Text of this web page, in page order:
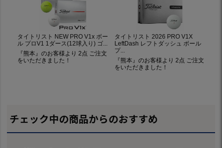
チェック中の商品からのおすすめ